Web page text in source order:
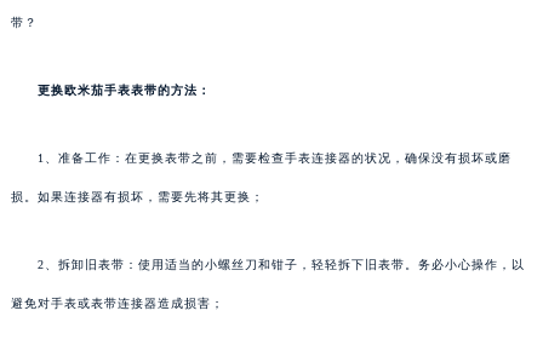
带？
更换欧米茄手表表带的方法：
1、准备工作：在更换表带之前，需要检查手表连接器的状况，确保没有损坏或磨
损。如果连接器有损坏，需要先将其更换；
2、拆卸旧表带：使用适当的小螺丝刀和钳子，轻轻拆下旧表带。务必小心操作，以
避免对手表或表带连接器造成损害；